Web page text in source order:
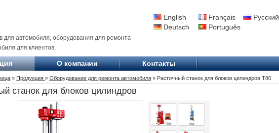
для автомобиля, оборудования для ремонта
для клиентов.
English Français Русский
Deutsch
Português
О компании Контакты
» Продукция » Оборудование для ремонта автомобиля » Расточный станок для блоков цилиндров T80
станок для блоков цилиндров